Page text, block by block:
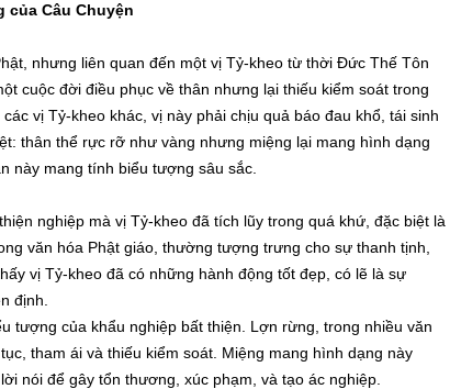
của Câu Chuyện
nhưng liên quan đến một vị Tỷ-kheo từ thời Đức Thế Tôn
cuộc đời điều phục về thân nhưng lại thiếu kiểm soát trong
vị Tỷ-kheo khác, vị này phải chịu quả báo đau khổ, tái sinh
thân thể rực rỡ như vàng nhưng miệng lại mang hình dạng
này mang tính biểu tượng sâu sắc.
nghiệp mà vị Tỷ-kheo đã tích lũy trong quá khứ, đặc biệt là
văn hóa Phật giáo, thường tượng trưng cho sự thanh tịnh,
vị Tỷ-kheo đã có những hành động tốt đẹp, có lẽ là sự
định.
tượng của khẩu nghiệp bất thiện. Lợn rừng, trong nhiều văn
tham ái và thiếu kiểm soát. Miệng mang hình dạng này
nói để gây tổn thương, xúc phạm, và tạo ác nghiệp.